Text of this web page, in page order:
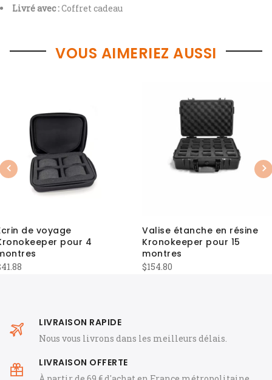
Livré avec :Coffret cadeau
VOUS AIMERIEZ AUSSI
Previous
de voyage
pour 4
41.88
Valise étanche en résine
Kronokeeper pour 15
montres
$154.80
LIVRAISON RAPIDE
Nous vous livrons dans les meilleurs délais.
LIVRAISON OFFERTE